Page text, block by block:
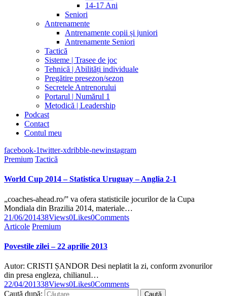
14-17 Ani
Seniori
Antrenamente
Antrenamente copii și juniori
Antrenamente Seniori
Tactică
Sisteme | Trasee de joc
Tehnică | Abilități individuale
Pregătire presezon/sezon
Secretele Antrenorului
Portarul | Numărul 1
Metodică | Leadership
Podcast
Contact
Contul meu
facebook-1twitter-xdribble-newinstagram
Premium Tactică
World Cup 2014 – Statistica Uruguay – Anglia 2-1
„coaches-ahead.ro/” va ofera statisticile jocurilor de la Cupa
Mondiala din Brazilia 2014, materiale…
21/06/201438Views0Likes0Comments
Articole Premium
Povestile zilei – 22 aprilie 2013
Autor: CRISTI ȘANDOR Desi neplatit la zi, conform zvonurilor
din presa engleza, chilianul…
22/04/201338Views0Likes0Comments
Caută după: